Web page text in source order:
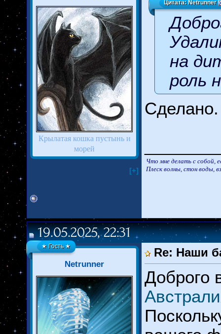
Крылатая кошка пустынь и
морей
[+]
Цитата:Netrunner
на
роль
Сделано.
Что мне делать с собой,
Плеск волны, стон воды,
19.05.2025, 22:31
Netrunner
★ Гость ★ Re: Наши
Доброго